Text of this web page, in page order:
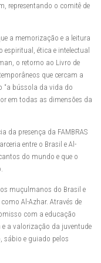
representando o comitê de
a memorização e a leitura
ética e intelectual
o retorno ao Livro de
que cercam a
“a bússola da vida do
em todas as dimensões da
da presença da FAMBRAS
entre o Brasil e Al-
do mundo e que o
os muçulmanos do Brasil e
Al-Azhar. Através de
com a educação
a valorização da juventude
sábio e guiado pelos